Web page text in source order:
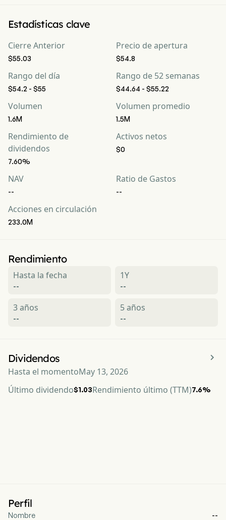
Estadísticas clave
Cierre Anterior
$55.03
Precio de apertura
$54.8
Rango del día
$54.2 - $55
Rango de 52 semanas
$44.64 - $55.22
Volumen
1.6M
Volumen promedio
1.5M
Rendimiento de
dividendos
7.60%
Activos netos
$0
NAV
--
Ratio de Gastos
--
Acciones en circulación
233.0M
Rendimiento
Hasta la fecha
--
1Y
--
3 años
--
5 años
--
Dividendos
Hasta el momentoMay 13, 2026

Último dividendo$1.03Rendimiento último (TTM)7.6%
Perfil
Nombre
--